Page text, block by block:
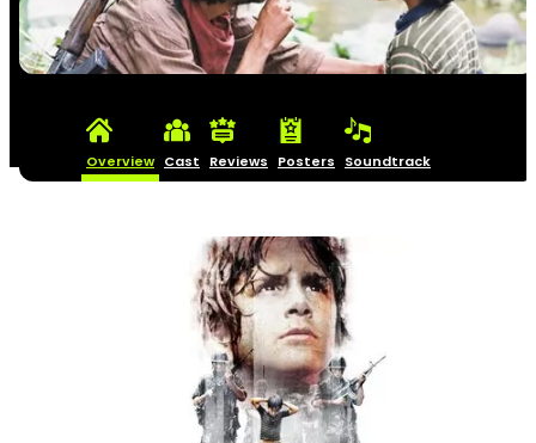
Overview Cast Reviews Posters Soundtrack